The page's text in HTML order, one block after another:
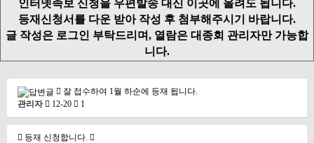
인터넷족보 신청을 우편발송 대신 이곳에 올려도 됩니다.
등재신청서를 다운 받아 작성 후 첨부해주시기 바랍니다.
글 작성은 로그인 부탁드리며, 열람은 대종회 관리자만 가능합
니다.
잘 접수하여 1월 하순에 등재 됩니다.
관리자
12-20 1
등재 신청합니다.